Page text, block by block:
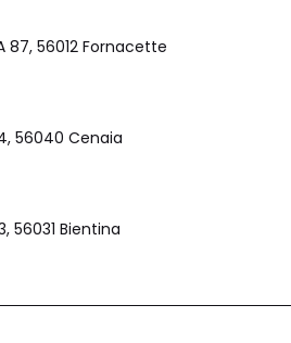
87, 56012 Fornacette
56040 Cenaia
56031 Bientina